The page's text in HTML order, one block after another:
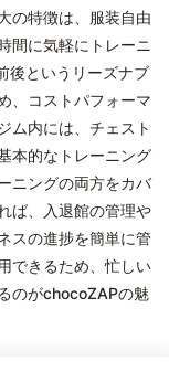
の特徴は、服装自由
間に気軽にトレーニ
後というリーズナブ
、コストパフォーマ
ム内には、チェスト
本的なトレーニング
ニングの両方をカバ
ば、入退館の管理や
スの進捗を簡単に管
できるため、忙しい
のがchocoZAPの魅